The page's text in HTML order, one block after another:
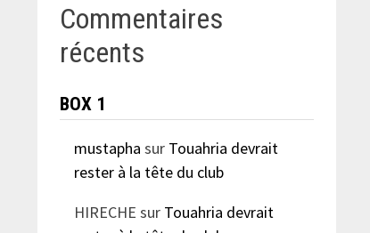
Commentaires
récents
BOX 1
mustapha sur Touahria devrait
rester à la tête du club
HIRECHE sur Touahria devrait